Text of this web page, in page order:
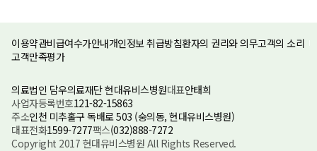
이용약관비급여수가안내개인정보 취급방침환자의 권리와 의무고객의 소리
고객만족평가
의료법인 담우의료재단 현대유비스병원대표안태희
사업자등록번호121-82-15863
주소인천 미추홀구 독배로 503 (숭의동, 현대유비스병원)
대표전화1599-7277팩스(032)888-7272
Copyright 2017 현대유비스병원 All Rights Reserved.